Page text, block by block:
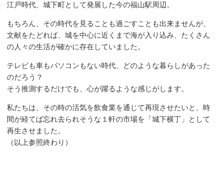
江戸時代、城下町として発展した今の福山駅周辺。
もちろん、その時代を見ることも過ごすことも出来ませんが、
文献をたどれば、城を中心に近くまで海が入り込み、たくさん
の人々の生活が確かに存在していました。
テレビも車もパソコンもない時代、どのような暮らしがあった
のだろう？
そう推測するだけでも、心が躍るような感じがします。
私たちは、その時の活気を飲食業を通じて再現させたいと、時
間が経てば忘れ去られそうな１軒の市場を「城下横丁」として
再生させました。
（以上参照終わり）